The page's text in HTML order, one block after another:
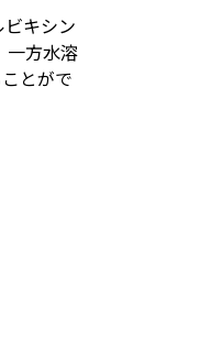
キシン
一方水溶
とがで